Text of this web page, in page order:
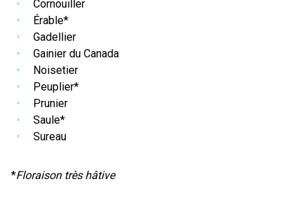
Cornouiller
Érable*
Gadellier
Gainier du Canada
Noisetier
Peuplier*
Prunier
Saule*
Sureau
*Floraison très hâtive